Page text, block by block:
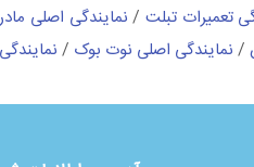
تعمیرات تبلت/ نمایندگی اصلی
/ نمایندگی اصلی نوت بوک /